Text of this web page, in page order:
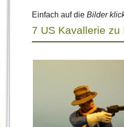
Einfach auf die Bilder
7 US Kavallerie zu